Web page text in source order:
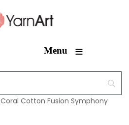
Menu ≡
Coral Cotton Fusion Symphony